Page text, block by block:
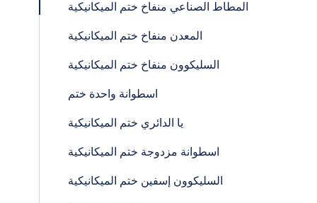
المطاط الصناعي منفاخ ختم الميكانيكية
المعدن منفاخ ختم الميكانيكية
السليكوون منفاخ ختم الميكانيكية
اسطوانة واحدة ختم
يا الدائري ختم الميكانيكية
اسطوانة مزدوجة ختم الميكانيكية
السليكوون إسفين ختم الميكانيكية